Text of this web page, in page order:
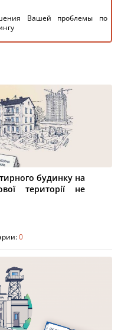
Вашей проблемы по
будинку на
території не
0